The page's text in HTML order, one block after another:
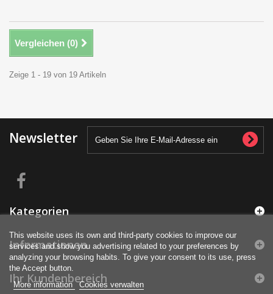
Vergleichen (0)
Zeige 1 - 19 von 19 Artikeln
Newsletter
Kategorien
Informationen
Ihr Kundenbereich
This website uses its own and third-party cookies to improve our
services and show you advertising related to your preferences by
analyzing your browsing habits. To give your consent to its use, press
the Accept button.
More information
Cookies verwalten